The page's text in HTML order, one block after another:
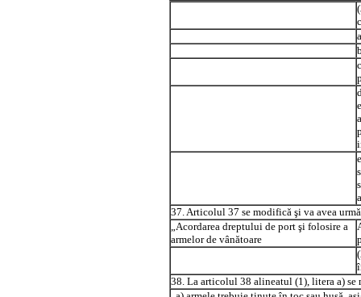
37. Articolul 37 se modifică şi va avea
„Acordarea dreptului de port şi folosire a
armelor de vânătoare
38. La articolul 38 alineatul (1), litera a)